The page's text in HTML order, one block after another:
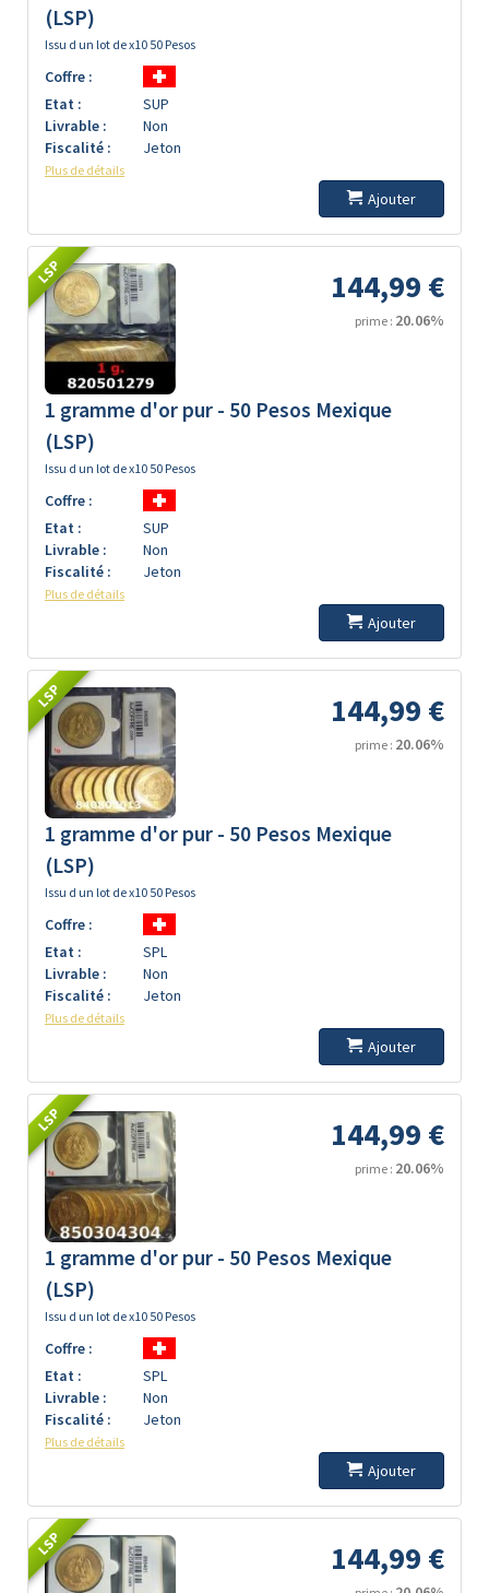
(LSP)
Issu d un lot de x10 50 Pesos
Coffre :
Etat :
SUP
Livrable :
Non
Fiscalité :
Jeton
Plus de détails
Ajouter
LSP 144,99 €
prime : 20.06%
1 gramme d'or pur - 50 Pesos Mexique
(LSP)
Issu d un lot de x10 50 Pesos
Coffre :
Etat :
SUP
Livrable :
Non
Fiscalité :
Jeton
Plus de détails
Ajouter
LSP 144,99 €
prime : 20.06%
1 gramme d'or pur - 50 Pesos Mexique
(LSP)
Issu d un lot de x10 50 Pesos
Coffre :
Etat :
SPL
Livrable :
Non
Fiscalité :
Jeton
Plus de détails
Ajouter
LSP 144,99 €
prime : 20.06%
1 gramme d'or pur - 50 Pesos Mexique
(LSP)
Issu d un lot de x10 50 Pesos
Coffre :
Etat :
SPL
Livrable :
Non
Fiscalité :
Jeton
Plus de détails
Ajouter
LSP 144,99 €